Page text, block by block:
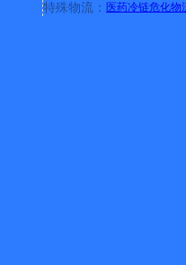
特殊物流： 医药冷链危化物